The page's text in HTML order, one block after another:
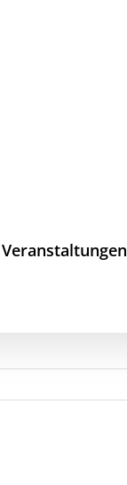
Veranstaltungen